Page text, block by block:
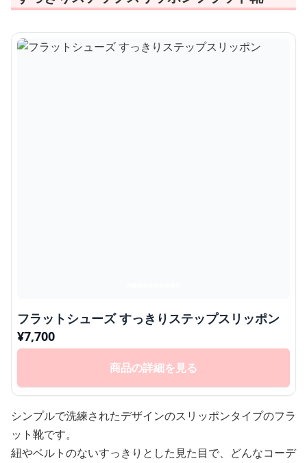
フラットシューズ すっきりステップスリッポン
¥7,700
商品の詳細を見る
シンプルで洗練されたデザインのスリッポンタイプのフラ
ット靴です。
紐やベルトのないすっきりとした見た目で、どんなコーデ